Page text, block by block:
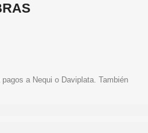
a Nequi o Daviplata. También